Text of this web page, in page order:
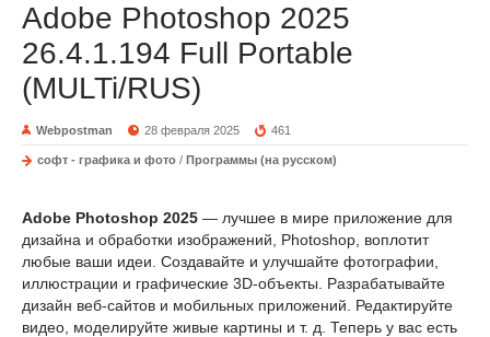
Adobe Photoshop 2025
26.4.1.194 Full Portable
(MULTi/RUS)
Webpostman 28 февраля 2025 461
софт - графика и фото / Программы (на русском)
Adobe Photoshop 2025 — лучшее в мире приложение для
дизайна и обработки изображений, Photoshop, воплотит
любые ваши идеи. Создавайте и улучшайте фотографии,
иллюстрации и графические 3D-объекты. Разрабатывайте
дизайн веб-сайтов и мобильных приложений. Редактируйте
видео, моделируйте живые картины и т. д. Теперь у вас есть